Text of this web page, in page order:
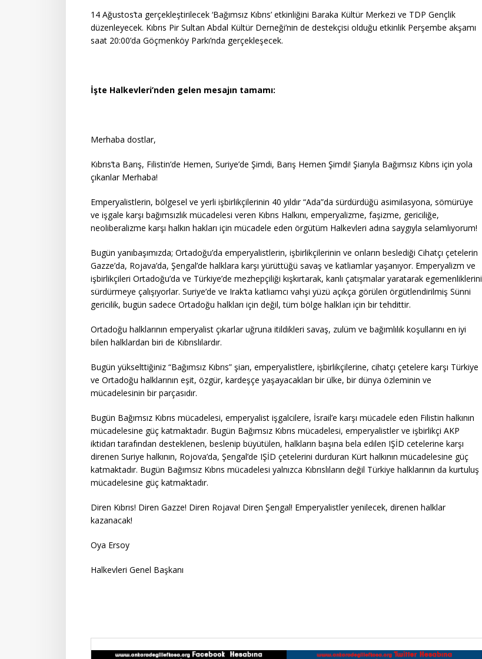
14 Ağustos’ta gerçekleştirilecek ‘Bağımsız Kıbrıs’ etkinliğini Baraka Kültür Merkezi ve TDP Gençlik
düzenleyecek. Kıbrıs Pir Sultan Abdal Kültür Derneği’nin de destekçisi olduğu etkinlik Perşembe akşamı
saat 20:00’da Göçmenköy Parkı’nda gerçekleşecek.
İşte Halkevleri’nden gelen mesajın tamamı:
Merhaba dostlar,
Kıbrıs’ta Barış, Filistin’de Hemen, Suriye’de Şimdi, Barış Hemen Şimdi! Şiarıyla Bağımsız Kıbrıs için yola
çıkanlar Merhaba!
Emperyalistlerin, bölgesel ve yerli işbirlikçilerinin 40 yıldır “Ada”da sürdürdüğü asimilasyona, sömürüye
ve işgale karşı bağımsızlık mücadelesi veren Kıbrıs Halkını, emperyalizme, faşizme, gericiliğe,
neoliberalizme karşı halkın hakları için mücadele eden örgütüm Halkevleri adına saygıyla selamlıyorum!
Bugün yanıbaşımızda; Ortadoğu’da emperyalistlerin, işbirlikçilerinin ve onların beslediği Cihatçı çetelerin
Gazze’da, Rojava’da, Şengal’de halklara karşı yürüttüğü savaş ve katliamlar yaşanıyor. Emperyalizm ve
işbirlikçileri Ortadoğu’da ve Türkiye’de mezhepçiliği kışkırtarak, kanlı çatışmalar yaratarak egemenliklerini
sürdürmeye çalışıyorlar. Suriye’de ve Irak’ta katliamcı vahşi yüzü açıkça görülen örgütlendirilmiş Sünni
gericilik, bugün sadece Ortadoğu halkları için değil, tüm bölge halkları için bir tehdittir.
Ortadoğu halklarının emperyalist çıkarlar uğruna itildikleri savaş, zulüm ve bağımlılık koşullarını en iyi
bilen halklardan biri de Kıbrıslılardır.
Bugün yükselttiğiniz “Bağımsız Kıbrıs” şiarı, emperyalistlere, işbirlikçilerine, cihatçı çetelere karşı Türkiye
ve Ortadoğu halklarının eşit, özgür, kardeşçe yaşayacakları bir ülke, bir dünya özleminin ve
mücadelesinin bir parçasıdır.
Bugün Bağımsız Kıbrıs mücadelesi, emperyalist işgalcilere, İsrail’e karşı mücadele eden Filistin halkının
mücadelesine güç katmaktadır. Bugün Bağımsız Kıbrıs mücadelesi, emperyalistler ve işbirlikçi AKP
iktidarı tarafından desteklenen, beslenip büyütülen, halkların başına bela edilen IŞİD cetelerine karşı
direnen Suriye halkının, Rojova’da, Şengal’de IŞİD çetelerini durduran Kürt halkının mücadelesine güç
katmaktadır. Bugün Bağımsız Kıbrıs mücadelesi yalnızca Kıbrıslıların değil Türkiye halklarının da kurtuluş
mücadelesine güç katmaktadır.
Diren Kıbrıs! Diren Gazze! Diren Rojava! Diren Şengal! Emperyalistler yenilecek, direnen halklar
kazanacak!
Oya Ersoy
Halkevleri Genel Başkanı